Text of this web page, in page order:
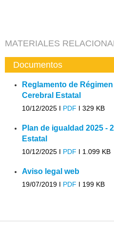
MATERIALES
Documentos
Reglamento de
Cerebral Estatal
10/12/2025 I PDF I 329 KB
Plan de igualdad 2025 -
Estatal
10/12/2025 I PDF I 1.099 KB
Aviso legal web
19/07/2019 I PDF I 199 KB